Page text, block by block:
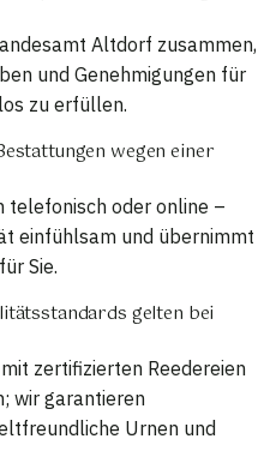
Altdorf zusammen,
und Genehmigungen für
zu erfüllen.
wegen einer
telefonisch oder online –
einfühlsam und übernimmt
Sie.
gelten bei
zertifizierten Reedereien
wir garantieren
Urnen und